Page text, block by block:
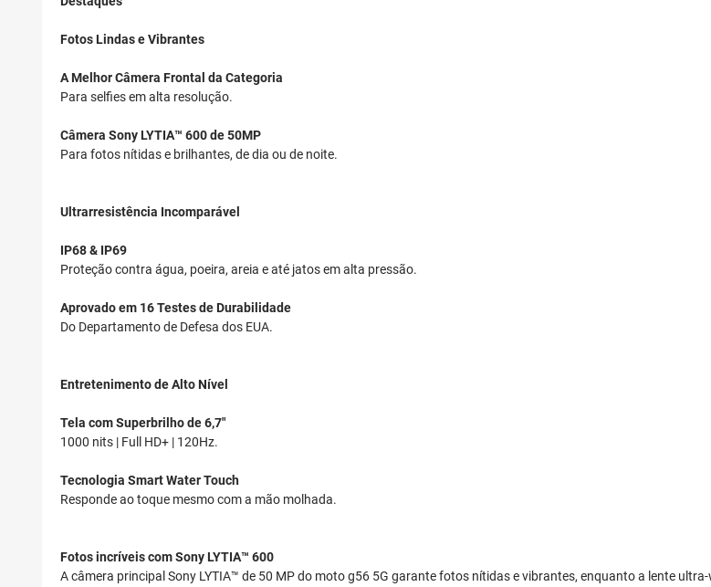
Fotos Lindas e Vibrantes
A Melhor Câmera Frontal da Categoria
Para selfies em alta resolução.
Câmera Sony LYTIA™ 600 de 50MP
Para fotos nítidas e brilhantes, de dia ou de noite.
Ultrarresistência Incomparável
IP68 & IP69
Proteção contra água, poeira, areia e até jatos em alta pressão.
Aprovado em 16 Testes de Durabilidade
Do Departamento de Defesa dos EUA.
Entretenimento de Alto Nível
Tela com Superbrilho de 6,7"
1000 nits | Full HD+ | 120Hz.
Tecnologia Smart Water Touch
Responde ao toque mesmo com a mão molhada.
Fotos incríveis com Sony LYTIA™ 600
A câmera principal Sony LYTIA™ de 50 MP do moto g56 5G garante fotos nítidas e vibrantes, enquanto a lente